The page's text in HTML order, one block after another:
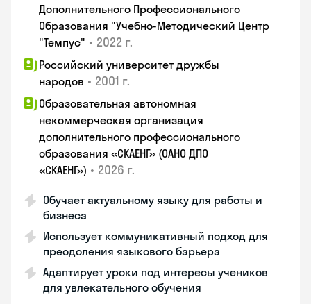
Дополнительного Профессионального
Образования "Учебно-Методический Центр
"Темпус" • 2022 г.
Российский университет дружбы
народов • 2001 г.
Образовательная автономная
некоммерческая организация
дополнительного профессионального
образования «СКАЕНГ» (ОАНО ДПО
«СКАЕНГ») • 2026 г.
Обучает актуальному языку для работы и
бизнеса
Использует коммуникативный подход для
преодоления языкового барьера
Адаптирует уроки под интересы учеников
для увлекательного обучения